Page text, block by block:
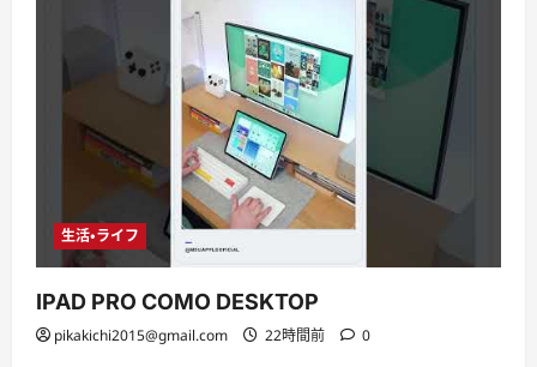
生活・ライフ
IPAD PRO COMO DESKTOP
pikakichi2015@gmail.com 22時間前 0